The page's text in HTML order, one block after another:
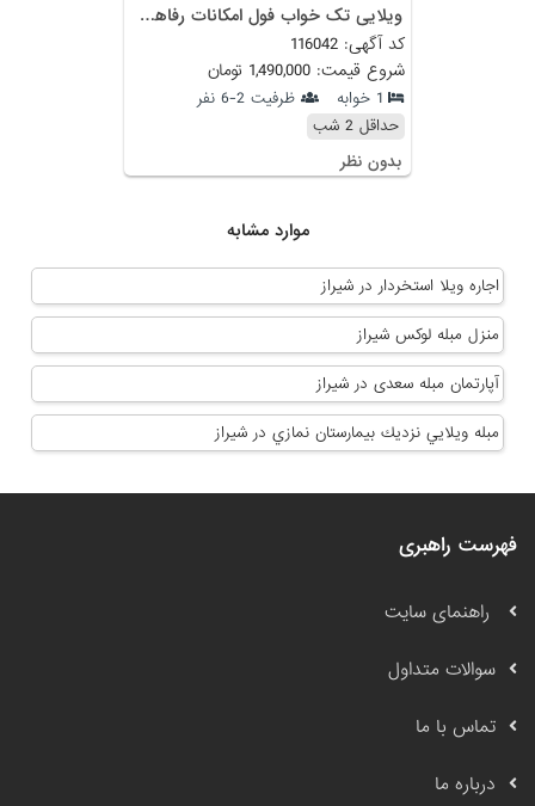
ویلایی تک خواب فول امکانات رفاهی جنب آرامگاه حافظ
کد آگهی: 116042
شروع قیمت: 1,490,000 تومان
1 خوابه
ظرفیت 2-6 نفر
حداقل 2 شب
بدون نظر
موارد مشابه
اجاره ویلا استخردار در شیراز
منزل مبله لوکس شیراز
آپارتمان مبله سعدی در شیراز
مبله ويلايي نزديك بيمارستان نمازي در شیراز
فهرست راهبری
راهنمای سایت
سوالات متداول
تماس با ما
درباره ما